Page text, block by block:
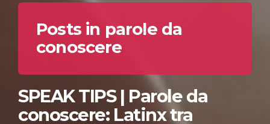
Posts in parole da
conoscere
SPEAK TIPS | Parole da
conoscere: Latinx tra